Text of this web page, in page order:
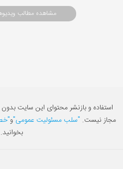
مشاهده مطالب
استفاده و بازنشر محتوای این سایت
مجاز نیست. "سلب مسئولیت عمومی"و
بخوانید.